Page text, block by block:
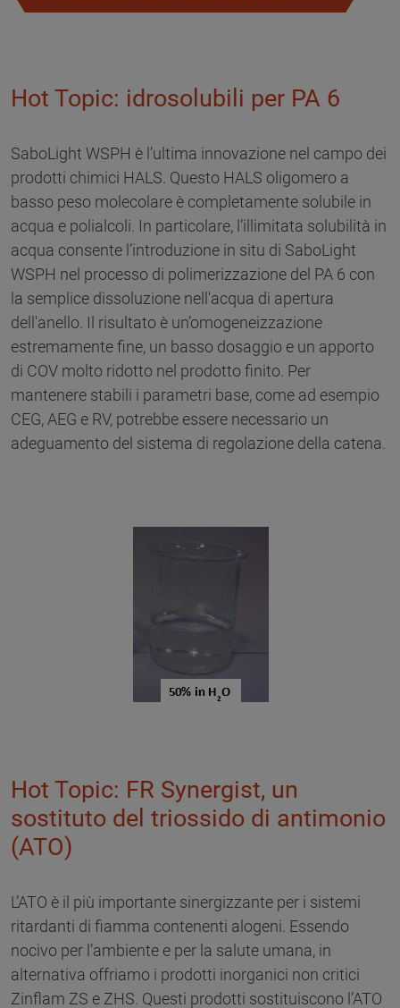
Hot Topic: idrosolubili per PA 6
SaboLight WSPH è l’ultima innovazione nel campo dei
prodotti chimici HALS. Questo HALS oligomero a
basso peso molecolare è completamente solubile in
acqua e polialcoli. In particolare, l’illimitata solubilità in
acqua consente l’introduzione in situ di SaboLight
WSPH nel processo di polimerizzazione del PA 6 con
la semplice dissoluzione nell'acqua di apertura
dell'anello. Il risultato è un’omogeneizzazione
estremamente fine, un basso dosaggio e un apporto
di COV molto ridotto nel prodotto finito. Per
mantenere stabili i parametri base, come ad esempio
CEG, AEG e RV, potrebbe essere necessario un
adeguamento del sistema di regolazione della catena.
Hot Topic: FR Synergist, un
sostituto del triossido di antimonio
(ATO)
L’ATO è il più importante sinergizzante per i sistemi
ritardanti di fiamma contenenti alogeni. Essendo
nocivo per l’ambiente e per la salute umana, in
alternativa offriamo i prodotti inorganici non critici
Zinflam ZS e ZHS. Questi prodotti sostituiscono l’ATO